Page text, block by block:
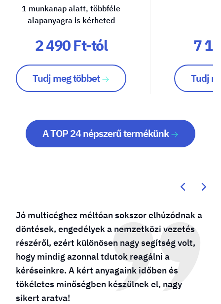
1 munkanap alatt, többféle
alapanyagra is kérheted
2 490 Ft-tól
Tudj meg többet
7
Tudj
A TOP 24 népszerű termékünk
Jó multicéghez méltóan sokszor elhúzódnak a
döntések, engedélyek a nemzetközi vezetés
részéről, ezért különösen nagy segítség volt,
hogy mindig azonnal tdutok reagálni a
kéréseinkre. A kért anyagaink időben és
tökéletes minőségben készülnek el, nagy
sikert aratva!